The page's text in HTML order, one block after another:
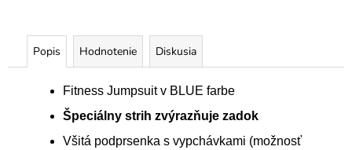
Popis Hodnotenie Diskusia
Fitness Jumpsuit v BLUE farbe
Špeciálny strih zvýrazňuje zadok
Všitá podprsenka s vypchávkami (možnosť